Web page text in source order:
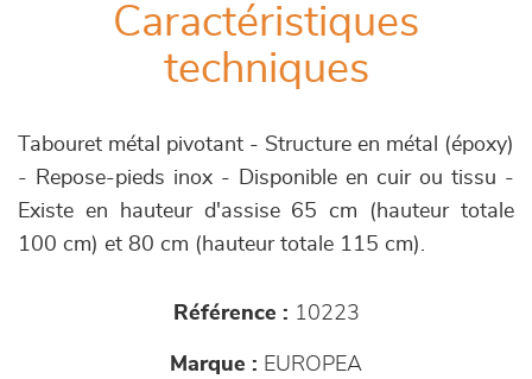
Caractéristiques
techniques
Tabouret métal pivotant - Structure en métal (époxy)
- Repose-pieds inox - Disponible en cuir ou tissu -
Existe en hauteur d'assise 65 cm (hauteur totale
100 cm) et 80 cm (hauteur totale 115 cm).
Référence : 10223
Marque : EUROPEA